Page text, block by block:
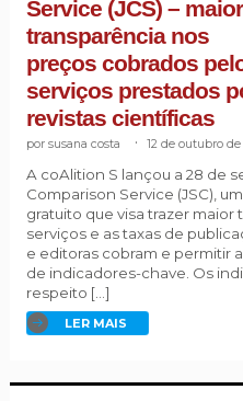
Service (JCS) – maior
transparência nos
preços cobrados
serviços prestados
revistas científicas
susana costa 12 de outubro de
A coAlition S lançou a 28 de
Comparison Service (JSC),
gratuito que visa trazer
serviços e as taxas de
e editoras cobram e permitir
de indicadores-chave. Os
respeito […]
LER MAIS